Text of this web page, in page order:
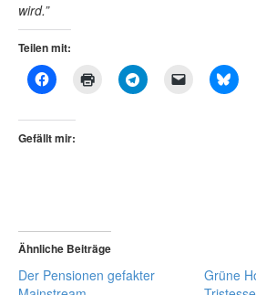
wird.”
Teilen mit:
Gefällt mir:
Ähnliche Beiträge
Der Pensionen gefakter
Grüne